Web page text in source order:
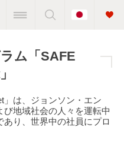
Change
Country
ム「SAFE
」は、ジョンソン・エン
び地域社会の人々を運転中
り、世界中の社員にプロ